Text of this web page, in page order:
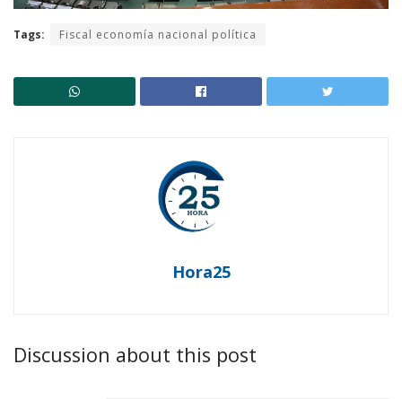
Tags: Fiscal economía nacional política
Hora25
Discussion about this post